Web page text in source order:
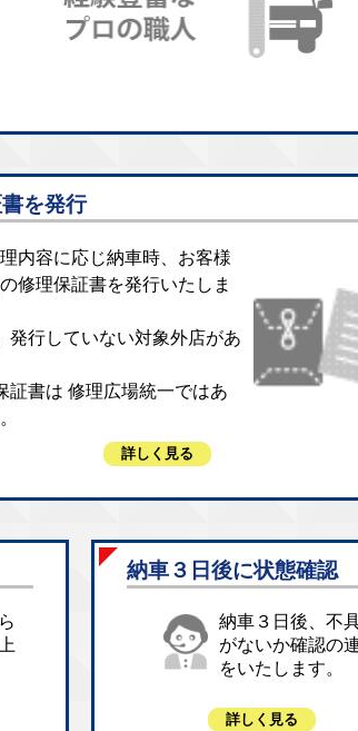
を発行
内容に応じ納車時、お客様
修理保証書を発行いたしま
発行していない対象外店があ
証書は 修理広場統一ではあ
詳しく見る
納車３日後に状態確認
納車３日後、不
がないか確認の
をいたします。
詳しく見る